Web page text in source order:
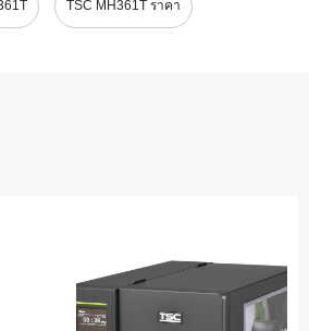
TSC MH361T ราคา